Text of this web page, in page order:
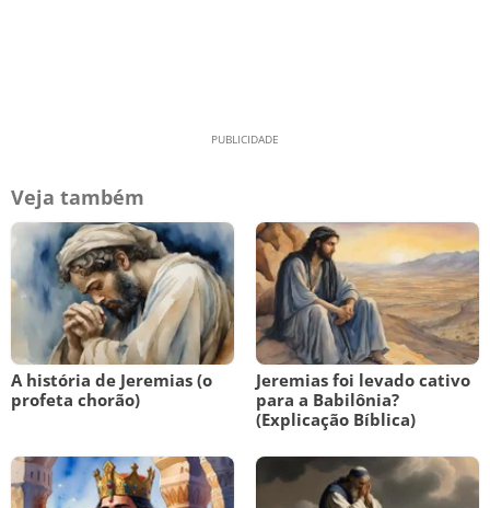
Veja também
A história de Jeremias (o
profeta chorão)
Jeremias foi levado cativo
para a Babilônia?
(Explicação Bíblica)